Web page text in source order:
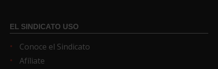
EL SINDICATO USO
Conoce el Sindicato
Afíliate